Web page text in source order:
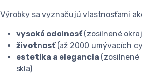
Výrobky sa vyznačujú vlastnosťami
vysoká odolnosť(zosilnené
životnosť(až 2000 umývacích
estetika a elegancia (zosilnené
skla)